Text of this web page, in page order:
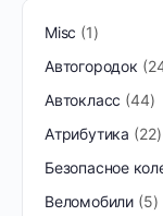
Misc
1
Автогородок
Автокласс 44
Атрибутика
22
Безопасное
Веломобили 5